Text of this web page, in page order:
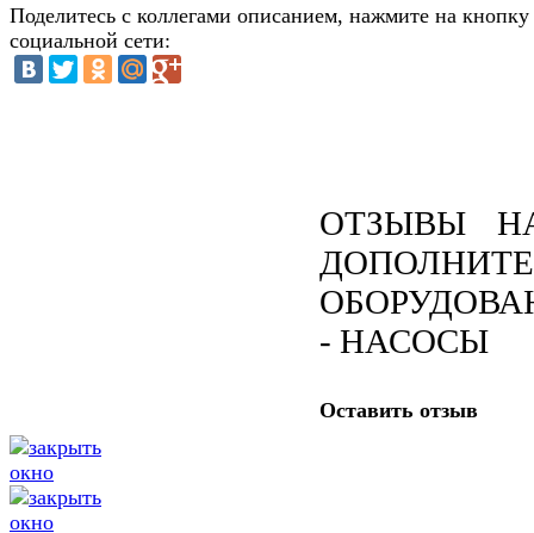
Поделитесь с коллегами описанием, нажмите на кнопку
социальной сети:
ОТЗЫВЫ
- НАСОСЫ
Оставить отзыв